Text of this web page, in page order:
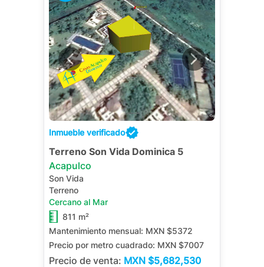
Inmueble verificado
Terreno Son Vida Dominica 5
Acapulco
Son Vida
Terreno
Cercano al Mar
811 m²
Mantenimiento mensual: MXN $5372
Precio por metro cuadrado: MXN $7007
Precio de venta: MXN $5,682,530